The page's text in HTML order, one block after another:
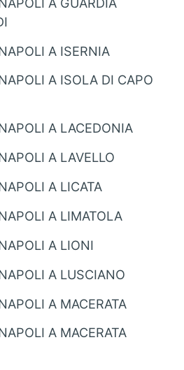
A ISERNIA
A ISOLA DI CAPO
A LACEDONIA
A LAVELLO
A LICATA
A LIMATOLA
A LIONI
A LUSCIANO
A MACERATA
A MACERATA